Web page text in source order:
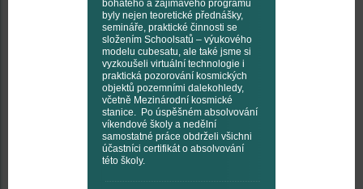
bohatého a zajímavého programu
byly nejen teoretické přednášky,
semináře, praktické činnosti se
složením Schoolsatů – výukového
modelu cubesatu, ale také jsme si
vyzkoušeli virtuální technologie i
praktická pozorování kosmických
objektů pozemními dalekohledy,
včetně Mezinárodní kosmické
stanice. Po úspěšném absolvování
víkendové školy a nedělní
samostatné práce obdrželi všichni
účastníci certifikát o absolvování
této školy.